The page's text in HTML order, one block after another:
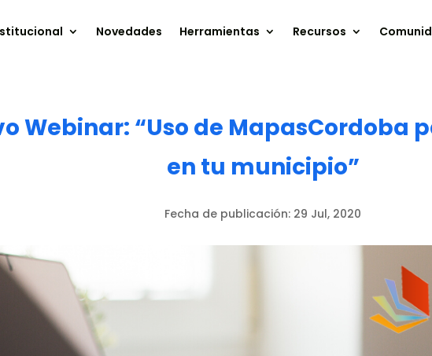
Novedades Herramientas Recursos
Webinar: “Uso de
en tu municipio”
Fecha de publicación: 29 Jul, 2020